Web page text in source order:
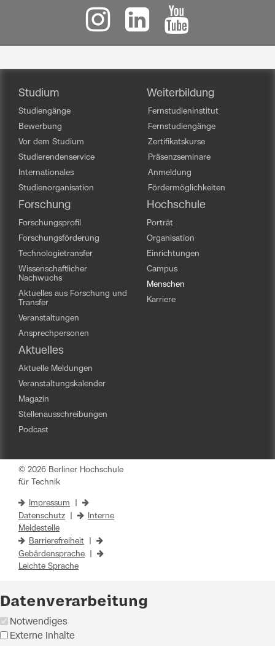
Studium
Studiengänge
Bewerbung
Vor dem Studium
Studierendenservice
Internationales
Studienorganisation
Weiterbildung
Fernstudieninstitut
Fernstudiengänge
Zertifikatskurse
Präsenzseminare
Anmeldung
Fördermöglichkeiten
Forschung
Forschungsprofil
Forschungsförderung
Technologietransfer
Wissenschaftlicher
Nachwuchs
Aktuelles aus Forschung und
Transfer
Veranstaltungen
Ansprechpersonen
Hochschule
Porträt
Organisation
Einrichtungen
Campus
Menschen
Karriere
Aktuelles
Aktuelle Meldungen
Veranstaltungskalender
Magazin
Stellenausschreibungen
Podcast
© 2026 Berliner Hochschule
für Technik
Impressum
Datenschutz
Interne
Meldestelle
Barrierefreiheit
Gebärdensprache
Leichte Sprache
Datenverarbeitung
Notwendiges
Externe Inhalte